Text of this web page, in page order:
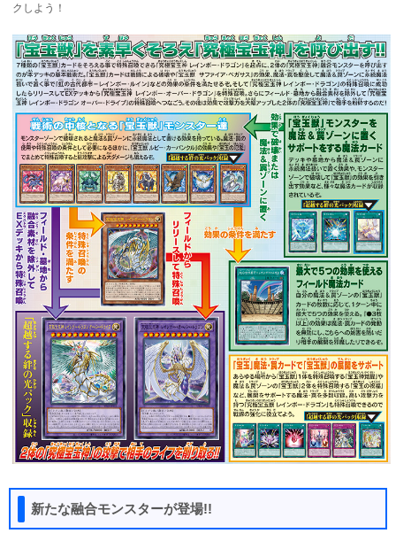
クしよう！
新たな融合モンスターが登場!!